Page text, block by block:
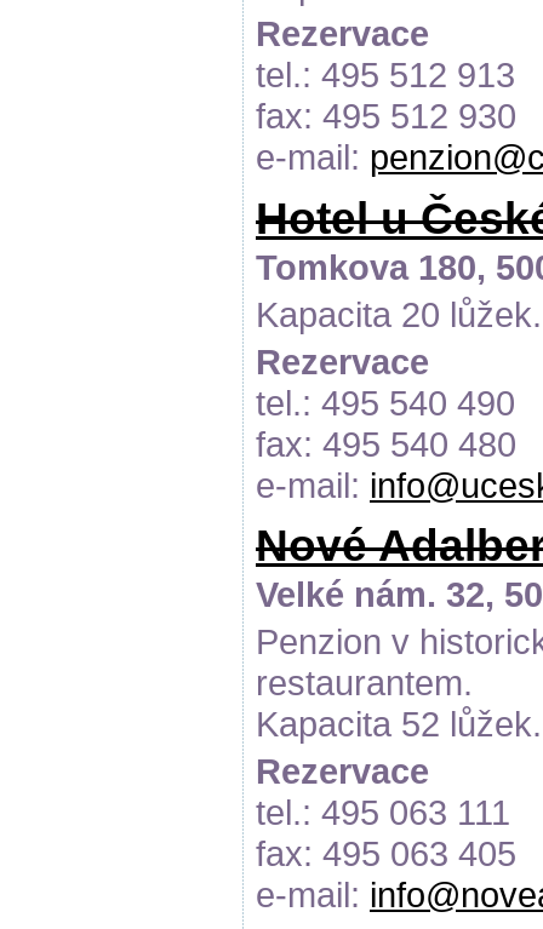
Rezervace
tel.: 495 512 913
fax: 495 512 930
e-mail:
Hotel u
Tomkova 180,
Kapacita 20 lůžek.
Rezervace
tel.: 495 540 490
fax: 495 540 480
e-mail:
Nové
Velké nám. 32,
Penzion v
restaurantem.
Kapacita 52 lůžek.
Rezervace
tel.: 495 063 111
fax: 495 063 405
e-mail: